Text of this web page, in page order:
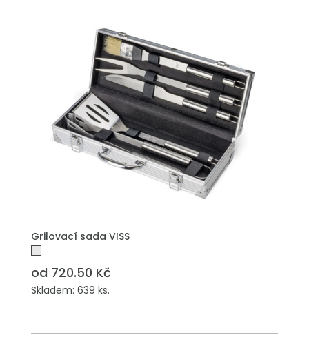
Grilovací sada VISS
od 720.50 Kč
Skladem: 639 ks.